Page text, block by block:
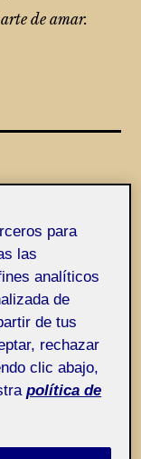
de amar.
para
las
analíticos
de
de tus
rechazar
clic abajo,
política de